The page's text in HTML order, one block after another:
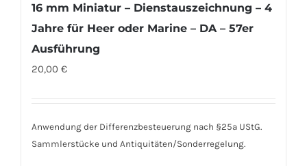
16 mm Miniatur – Dienstauszeichnung – 4
Jahre für Heer oder Marine – DA – 57er
Ausführung
20,00 €
Anwendung der Differenzbesteuerung nach §25a UStG.
Sammlerstücke und Antiquitäten/Sonderregelung.